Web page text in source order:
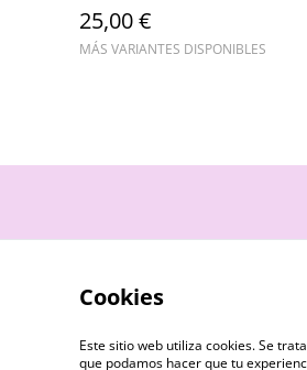
25,00 €
MÁS VARIANTES DISPONIBLES
Cookies
Este sitio web utiliza cookies. Se
que podamos hacer que tu